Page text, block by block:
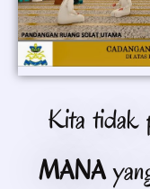
Kita tidak
MANA